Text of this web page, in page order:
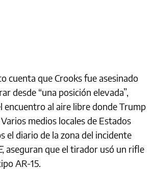
cuenta que Crooks fue asesinado
desde “una posición elevada”,
encuentro al aire libre donde Trump
medios locales de Estados
el diario de la zona del incidente
, aseguran que el tirador usó un rifle
AR-15.